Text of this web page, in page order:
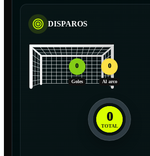
DISPAROS
0
Goles
0
Al arco
0
TOTAL